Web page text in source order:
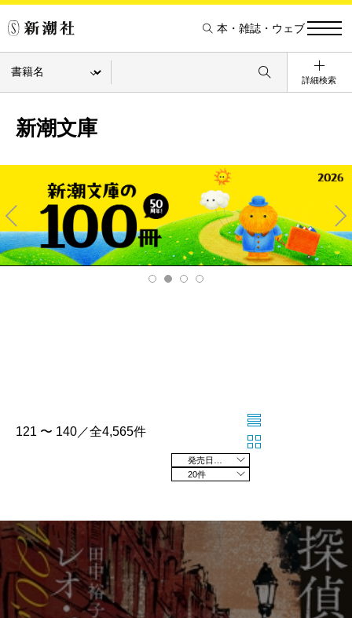
本・雑誌・ウェブ
詳細検索
新潮文庫
Pre
v
Ne
xt
121 〜 140／全4,565件
20件